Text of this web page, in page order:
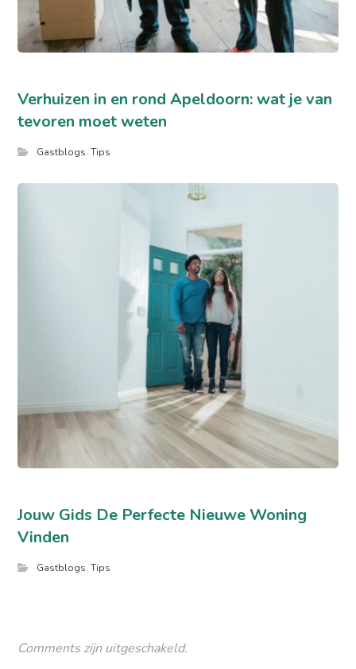
Verhuizen in en rond Apeldoorn: wat je van
tevoren moet weten
Gastblogs,Tips
Jouw Gids De Perfecte Nieuwe Woning
Vinden
Gastblogs,Tips
Comments zijn uitgeschakeld.